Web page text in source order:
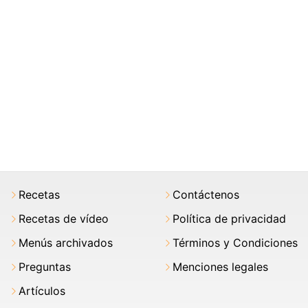
Recetas
Recetas de vídeo
Menús archivados
Preguntas
Artículos
Contáctenos
Política de privacidad
Términos y Condiciones
Menciones legales